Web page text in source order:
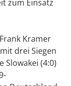
zum Einsatz
Kramer
drei Siegen
Slowakei (4:0)